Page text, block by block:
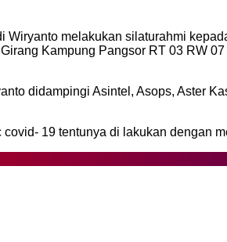
melakukan silaturahmi
Kampung Pangsor RT 03 RW
didampingi Asintel, Asops, Aster
19 tentunya di lakukan dengan